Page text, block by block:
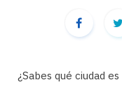
¿Sabes qué ciudad